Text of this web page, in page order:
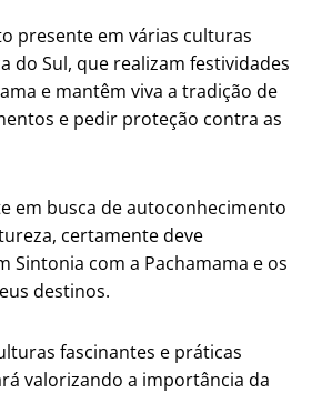
presente em várias culturas
do Sul, que realizam festividades
e mantêm viva a tradição de
e pedir proteção contra as
em busca de autoconhecimento
certamente deve
Sintonia com a Pachamama e os
destinos.
fascinantes e práticas
valorizando a importância da